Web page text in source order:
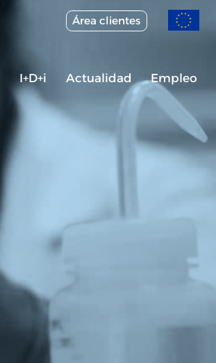
Área clientes
I+D+i Actualidad Empleo